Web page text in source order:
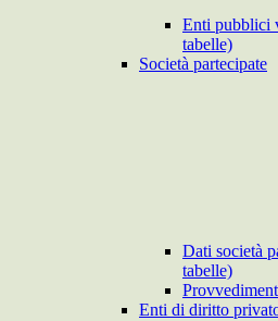
Enti pubblici
tabelle)
Società partecipate
Dati società
tabelle)
Enti di diritto